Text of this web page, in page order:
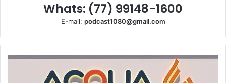
Whats: (77) 99148-1600
E-mail: podcast1080@gmail.com